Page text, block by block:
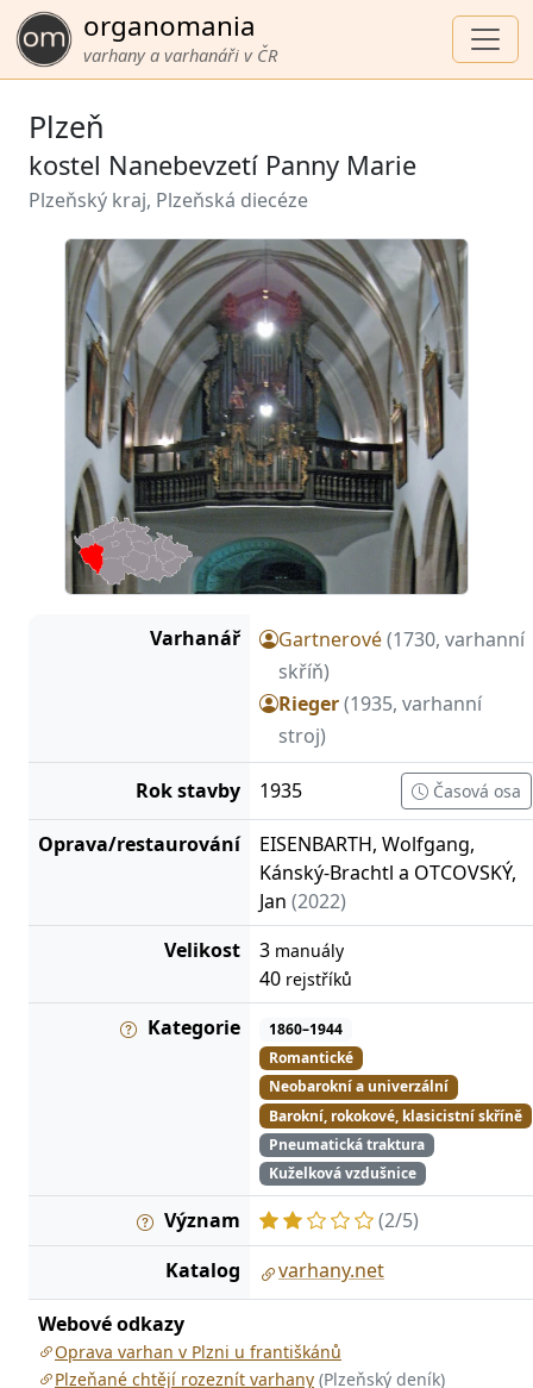
organomania
varhany a varhanáři v ČR
Plzeň
kostel Nanebevzetí Panny Marie
Plzeňský kraj, Plzeňská diecéze
Varhanář Gartnerové(1730, varhanní
skříň)
Rieger(1935, varhanní
stroj)
Rok stavby 1935 Časová osa
Oprava/restaurování
EISENBARTH, Wolfgang,
Kánský-Brachtl a OTCOVSKÝ,
Jan (2022)
Velikost
3 manuály
40 rejstříků
Kategorie
1860–1944
Romantické
Neobarokní a univerzální
Barokní, rokokové, klasicistní skříně
Pneumatická traktura
Kuželková vzdušnice
Význam
(2/5)
Katalog
varhany.net
Webové odkazy
Oprava varhan v Plzni u františkánů
Plzeňané chtějí rozeznít varhany (Plzeňský deník)